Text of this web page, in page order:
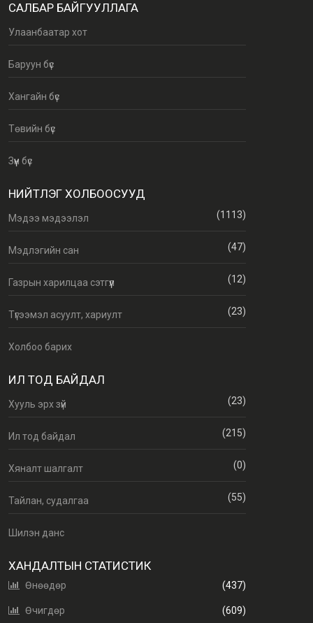
САЛБАР БАЙГУУЛЛАГА
Улаанбаатар хот
Баруун бүс
Хангайн бүс
Төвийн бүс
Зүүн бүс
НИЙТЛЭГ ХОЛБООСУУД
Мэдээ мэдээлэл (1113)
Мэдлэгийн сан (47)
Газрын харилцаа сэтгүүл (12)
Түгээмэл асуулт, хариулт (23)
Холбоо барих
ИЛ ТОД БАЙДАЛ
Хууль эрх зүй (23)
Ил тод байдал (215)
Хяналт шалгалт (0)
Тайлан, судалгаа (55)
Шилэн данс
ХАНДАЛТЫН СТАТИСТИК
Өнөөдөр (437)
Өчигдөр (609)